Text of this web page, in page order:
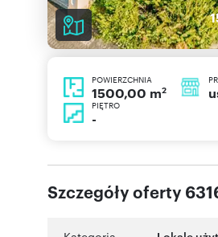
POWIERZCHNIA
1500,00 m2
PIĘTRO
-
Szczegóły oferty